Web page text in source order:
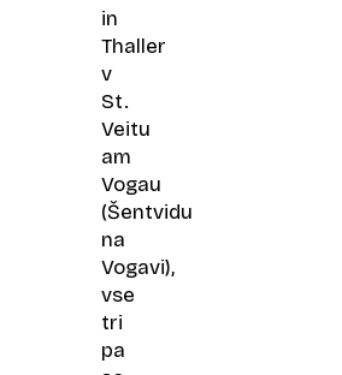
in
Thaller
v
St.
Veitu
am
Vogau
(Šentvidu
na
Vogavi),
vse
tri
pa